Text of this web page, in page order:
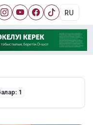
RU
1